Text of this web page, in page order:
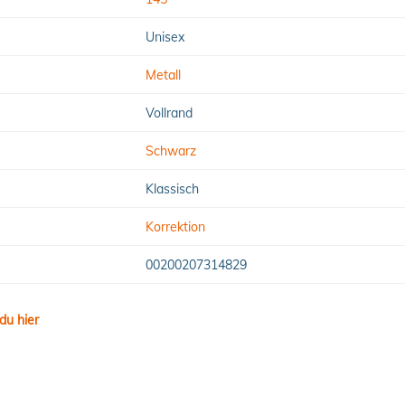
Unisex
Metall
Vollrand
Schwarz
Klassisch
Korrektion
00200207314829
hier